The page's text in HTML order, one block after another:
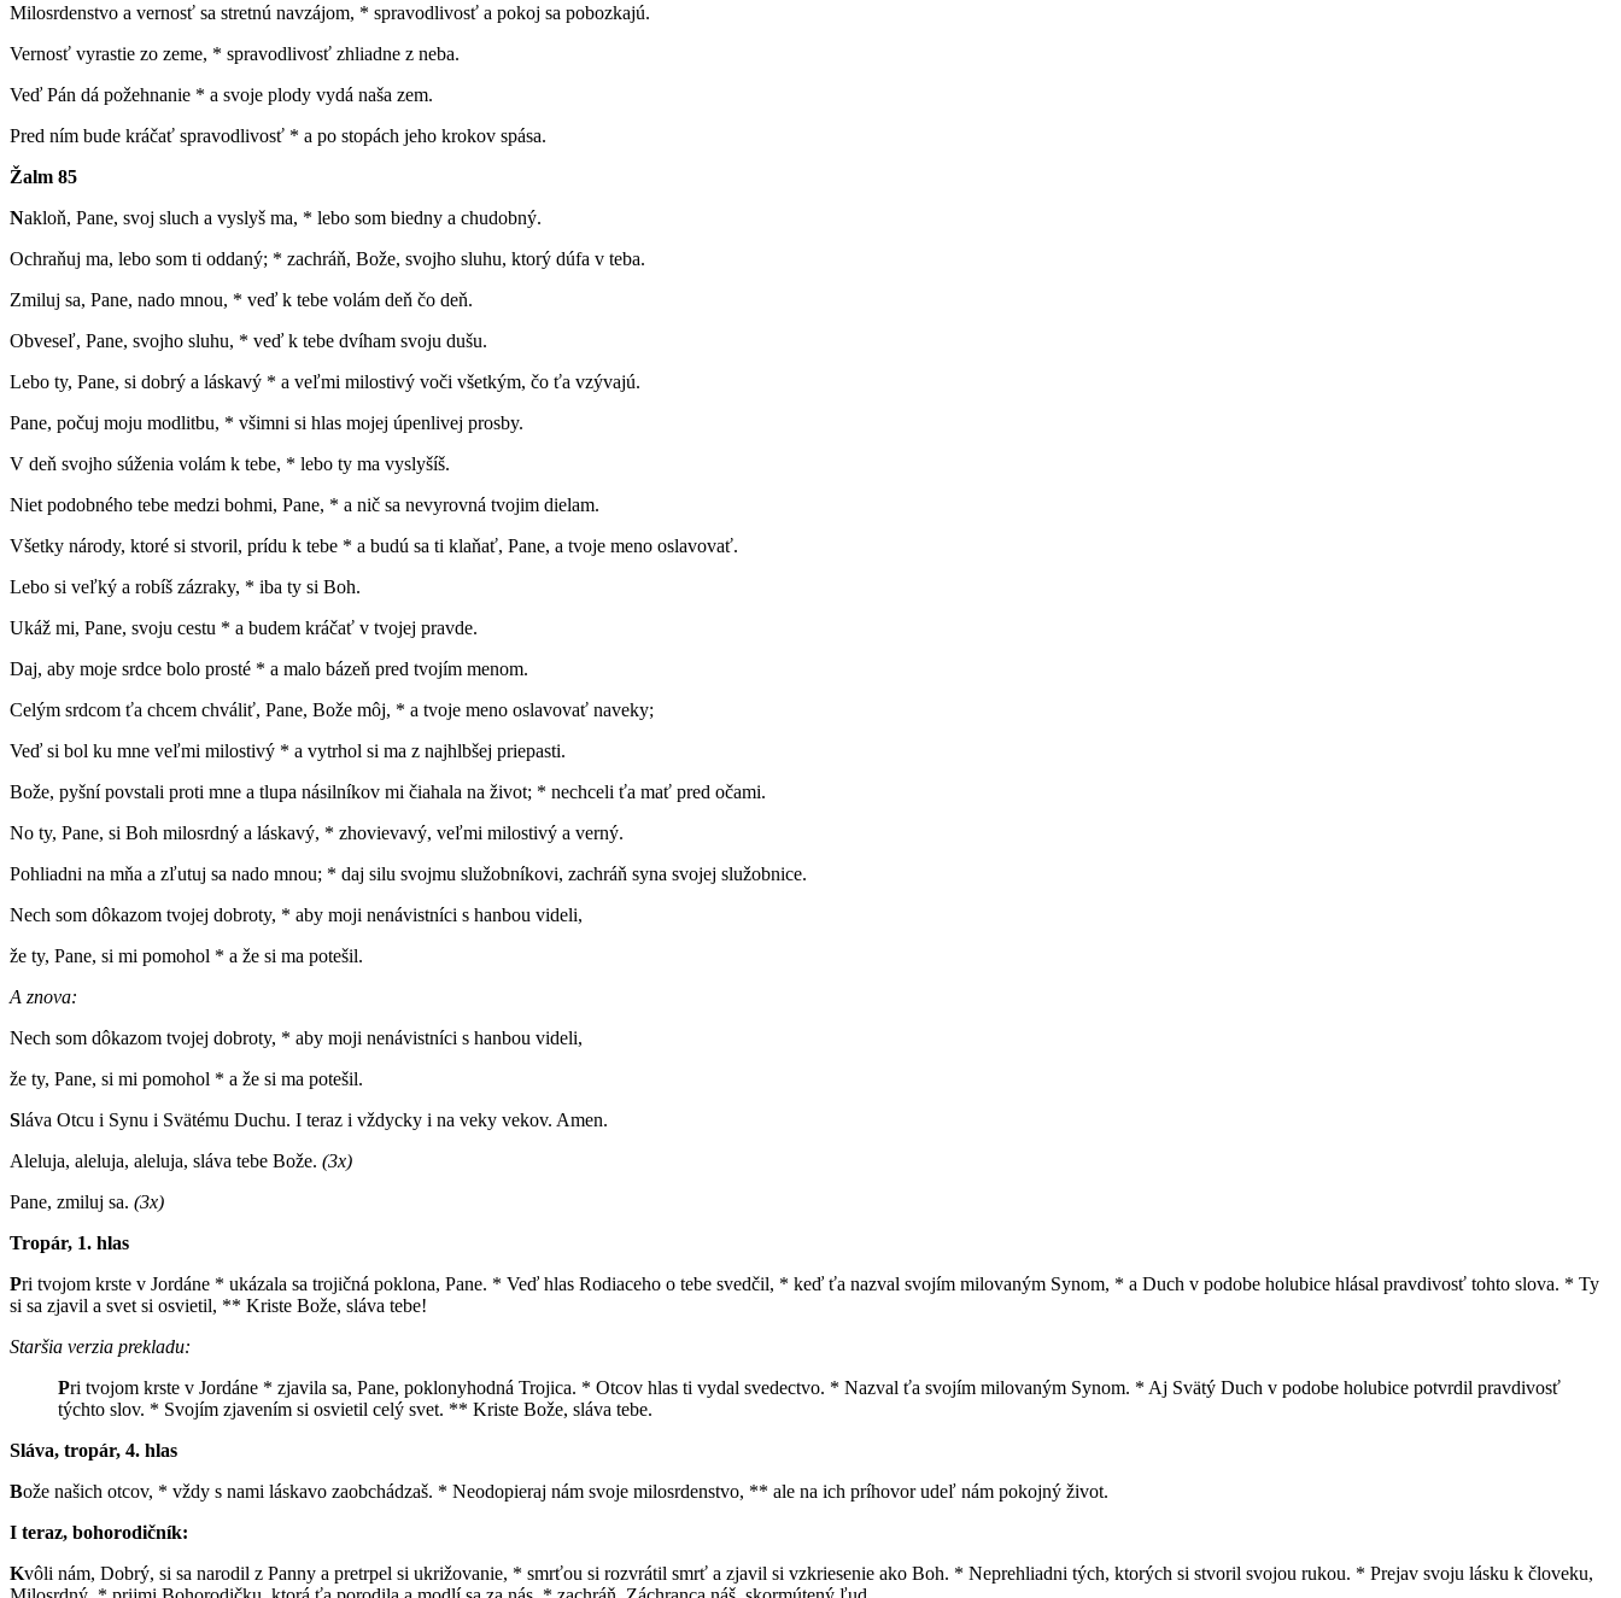
Milosrdenstvo a vernosť sa stretnú navzájom, * spravodlivosť a pokoj sa pobozkajú.
Vernosť vyrastie zo zeme, * spravodlivosť zhliadne z neba.
Veď Pán dá požehnanie * a svoje plody vydá naša zem.
Pred ním bude kráčať spravodlivosť * a po stopách jeho krokov spása.
Žalm 85
Nakloň, Pane, svoj sluch a vyslyš ma, * lebo som biedny a chudobný.
Ochraňuj ma, lebo som ti oddaný; * zachráň, Bože, svojho sluhu, ktorý dúfa v teba.
Zmiluj sa, Pane, nado mnou, * veď k tebe volám deň čo deň.
Obveseľ, Pane, svojho sluhu, * veď k tebe dvíham svoju dušu.
Lebo ty, Pane, si dobrý a láskavý * a veľmi milostivý voči všetkým, čo ťa vzývajú.
Pane, počuj moju modlitbu, * všimni si hlas mojej úpenlivej prosby.
V deň svojho súženia volám k tebe, * lebo ty ma vyslyšíš.
Niet podobného tebe medzi bohmi, Pane, * a nič sa nevyrovná tvojim dielam.
Všetky národy, ktoré si stvoril, prídu k tebe * a budú sa ti klaňať, Pane, a tvoje meno oslavovať.
Lebo si veľký a robíš zázraky, * iba ty si Boh.
Ukáž mi, Pane, svoju cestu * a budem kráčať v tvojej pravde.
Daj, aby moje srdce bolo prosté * a malo bázeň pred tvojím menom.
Celým srdcom ťa chcem chváliť, Pane, Bože môj, * a tvoje meno oslavovať naveky;
Veď si bol ku mne veľmi milostivý * a vytrhol si ma z najhlbšej priepasti.
Bože, pyšní povstali proti mne a tlupa násilníkov mi čiahala na život; * nechceli ťa mať pred očami.
No ty, Pane, si Boh milosrdný a láskavý, * zhovievavý, veľmi milostivý a verný.
Pohliadni na mňa a zľutuj sa nado mnou; * daj silu svojmu služobníkovi, zachráň syna svojej služobnice.
Nech som dôkazom tvojej dobroty, * aby moji nenávistníci s hanbou videli,
že ty, Pane, si mi pomohol * a že si ma potešil.
A znova:
Nech som dôkazom tvojej dobroty, * aby moji nenávistníci s hanbou videli,
že ty, Pane, si mi pomohol * a že si ma potešil.
Sláva Otcu i Synu i Svätému Duchu. I teraz i vždycky i na veky vekov. Amen.
Aleluja, aleluja, aleluja, sláva tebe Bože. (3x)
Pane, zmiluj sa. (3x)
Tropár, 1. hlas
Pri tvojom krste v Jordáne * ukázala sa trojičná poklona, Pane. * Veď hlas Rodiaceho o tebe svedčil, * keď ťa nazval svojím milovaným Synom, * a Duch v podobe holubice hlásal pravdivosť tohto slova. * Ty
si sa zjavil a svet si osvietil, ** Kriste Bože, sláva tebe!
Staršia verzia prekladu:
Pri tvojom krste v Jordáne * zjavila sa, Pane, poklonyhodná Trojica. * Otcov hlas ti vydal svedectvo. * Nazval ťa svojím milovaným Synom. * Aj Svätý Duch v podobe holubice potvrdil pravdivosť
týchto slov. * Svojím zjavením si osvietil celý svet. ** Kriste Bože, sláva tebe.
Sláva, tropár, 4. hlas
Bože našich otcov, * vždy s nami láskavo zaobchádzaš. * Neodopieraj nám svoje milosrdenstvo, ** ale na ich príhovor udeľ nám pokojný život.
I teraz, bohorodičník:
Kvôli nám, Dobrý, si sa narodil z Panny a pretrpel si ukrižovanie, * smrťou si rozvrátil smrť a zjavil si vzkriesenie ako Boh. * Neprehliadni tých, ktorých si stvoril svojou rukou. * Prejav svoju lásku k človeku,